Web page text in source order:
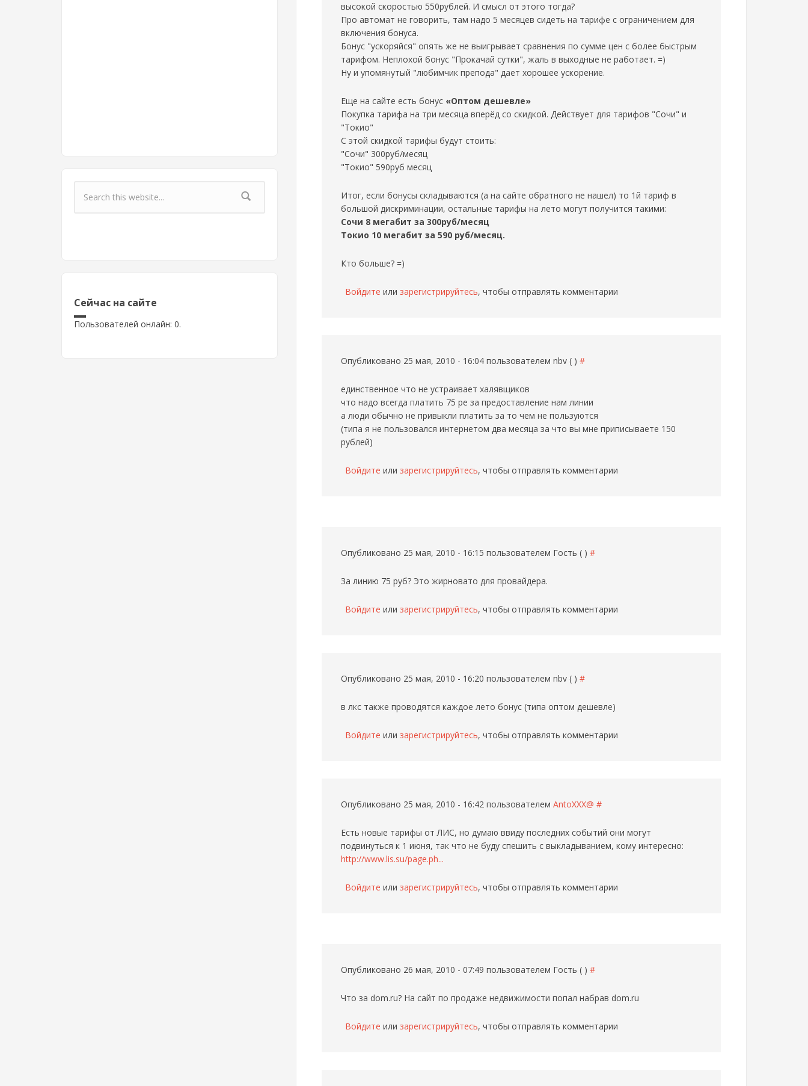
Форма поиска
Сейчас на сайте
Пользователей онлайн: 0.
высокой скоростью 550рублей. И смысл от этого тогда?
Про автомат не говорить, там надо 5 месяцев сидеть на тарифе с ограничением для
включения бонуса.
Бонус "ускоряйся" опять же не выигрывает сравнения по сумме цен с более быстрым
тарифом. Неплохой бонус "Прокачай сутки", жаль в выходные не работает. =)
Ну и упомянутый "любимчик препода" дает хорошее ускорение.
Еще на сайте есть бонус «Оптом дешевле»
Покупка тарифа на три месяца вперёд со скидкой. Действует для тарифов "Сочи" и
"Токио"
С этой скидкой тарифы будут стоить:
"Сочи" 300руб/месяц
"Токио" 590руб месяц
Итог, если бонусы складываются (а на сайте обратного не нашел) то 1й тариф в
большой дискриминации, остальные тарифы на лето могут получится такими:
Сочи 8 мегабит за 300руб/месяц
Токио 10 мегабит за 590 руб/месяц.
Кто больше? =)
Войдите или зарегистрируйтесь, чтобы отправлять комментарии
Опубликовано 25 мая, 2010 - 16:04 пользователем nbv ( ) #
единственное что не устраивает халявщиков
что надо всегда платить 75 ре за предоставление нам линии
а люди обычно не привыкли платить за то чем не пользуются
(типа я не пользовался интернетом два месяца за что вы мне приписываете 150
рублей)
Войдите или зарегистрируйтесь, чтобы отправлять комментарии
Опубликовано 25 мая, 2010 - 16:15 пользователем Гость ( ) #
За линию 75 руб? Это жирновато для провайдера.
Войдите или зарегистрируйтесь, чтобы отправлять комментарии
Опубликовано 25 мая, 2010 - 16:20 пользователем nbv ( ) #
в лкс также проводятся каждое лето бонус (типа оптом дешевле)
Войдите или зарегистрируйтесь, чтобы отправлять комментарии
Опубликовано 25 мая, 2010 - 16:42 пользователем AntoXXX@ #
Есть новые тарифы от ЛИС, но думаю ввиду последних событий они могут
подвинуться к 1 июня, так что не буду спешить с выкладыванием, кому интересно:
http://www.lis.su/page.ph...
Войдите или зарегистрируйтесь, чтобы отправлять комментарии
Опубликовано 26 мая, 2010 - 07:49 пользователем Гость ( ) #
Что за dom.ru? На сайт по продаже недвижимости попал набрав dom.ru
Войдите или зарегистрируйтесь, чтобы отправлять комментарии